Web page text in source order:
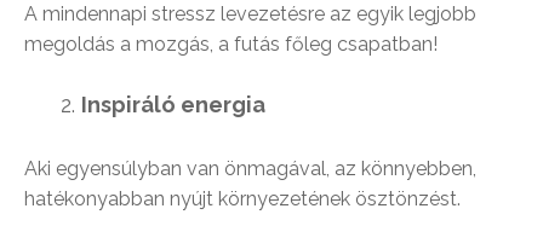
A mindennapi stressz levezetésre az egyik legjobb
megoldás a mozgás, a futás főleg csapatban!
Inspiráló energia
Aki egyensúlyban van önmagával, az könnyebben,
hatékonyabban nyújt környezetének ösztönzést.